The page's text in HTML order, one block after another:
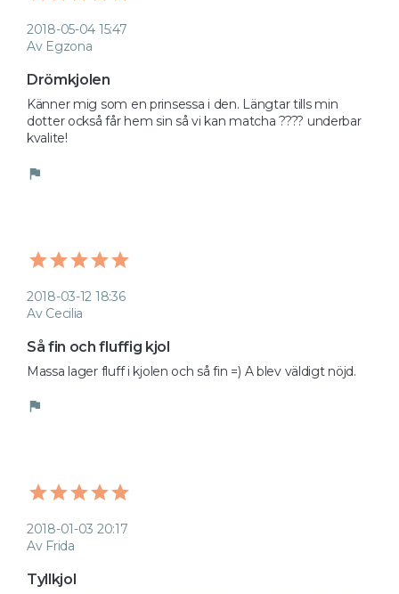
2018-05-04 15:47
Av Egzona
Drömkjolen
Känner mig som en prinsessa i den. Längtar tills min
dotter också får hem sin så vi kan matcha ???? underbar
kvalite!
flag
2018-03-12 18:36
Av Cecilia
Så fin och fluffig kjol
Massa lager fluff i kjolen och så fin =) A blev väldigt nöjd.
flag
2018-01-03 20:17
Av Frida
Tyllkjol